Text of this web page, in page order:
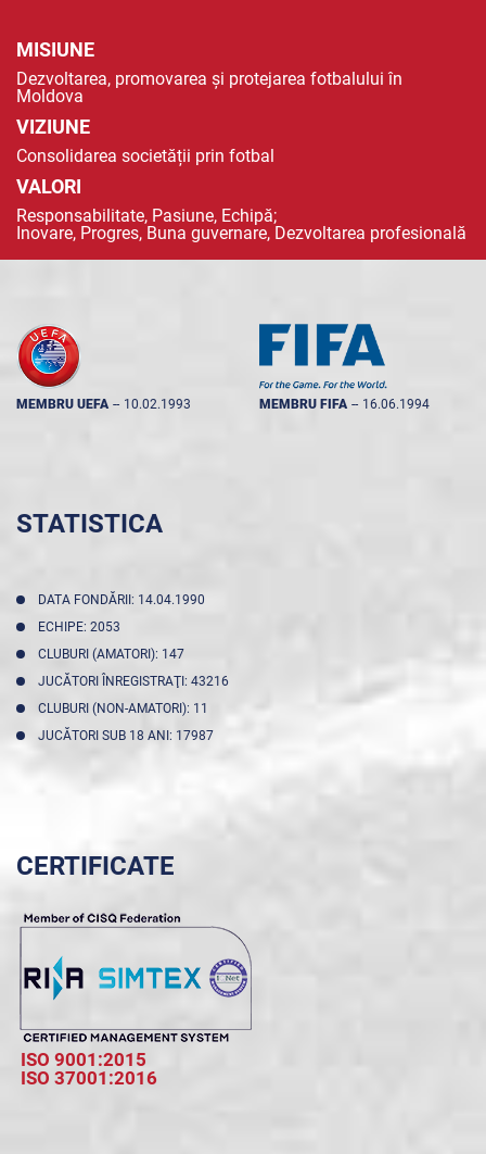
MISIUNE
Dezvoltarea, promovarea și protejarea fotbalului în
Moldova
VIZIUNE
Consolidarea societății prin fotbal
VALORI
Responsabilitate, Pasiune, Echipă;
Inovare, Progres, Buna guvernare, Dezvoltarea profesională
MEMBRU UEFA -- 10.02.1993 MEMBRU FIFA -- 16.06.1994
STATISTICA
DATA FONDĂRII: 14.04.1990
ECHIPE: 2053
CLUBURI (AMATORI): 147
JUCĂTORI ÎNREGISTRAŢI: 43216
CLUBURI (NON-AMATORI): 11
JUCĂTORI SUB 18 ANI: 17987
CERTIFICATE
ISO 9001:2015
ISO 37001:2016